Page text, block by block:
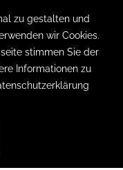
zu gestalten und
wir Cookies.
stimmen Sie der
Informationen zu